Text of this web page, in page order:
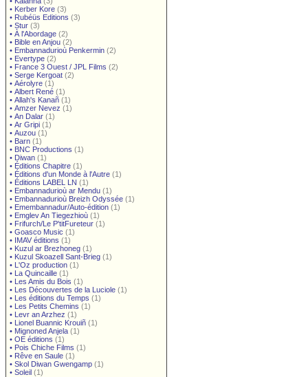
• Kerber Kore (3)
• Rubéüs Editions (3)
• Stur (3)
• À l'Abordage (2)
• Bible en Anjou (2)
• Embannadurioù Penkermin (2)
• Evertype (2)
• France 3 Ouest / JPL Films (2)
• Serge Kergoat (2)
• Aérolyre (1)
• Albert René (1)
• Allah's Kanañ (1)
• Amzer Nevez (1)
• An Dalar (1)
• Ar Gripi (1)
• Auzou (1)
• Barn (1)
• BNC Productions (1)
• Diwan (1)
• Éditions Chapitre (1)
• Éditions d'un Monde à l'Autre (1)
• Éditions LABEL LN (1)
• Embannadurioù ar Mendu (1)
• Embannadurioù Breizh Odyssée (1)
• Emembannadur/Auto-édition (1)
• Emglev An Tiegezhioù (1)
• Frifurch/Le P'titFureteur (1)
• Goasco Music (1)
• IMAV éditions (1)
• Kuzul ar Brezhoneg (1)
• Kuzul Skoazell Sant-Brieg (1)
• L'Oz production (1)
• La Quincaille (1)
• Les Amis du Bois (1)
• Les Découvertes de la Luciole (1)
• Les éditions du Temps (1)
• Les Petits Chemins (1)
• Levr an Arzhez (1)
• Lionel Buannic Krouiñ (1)
• Mignoned Anjela (1)
• OE éditions (1)
• Pois Chiche Films (1)
• Rêve en Saule (1)
• Skol Diwan Gwengamp (1)
• Soleil (1)